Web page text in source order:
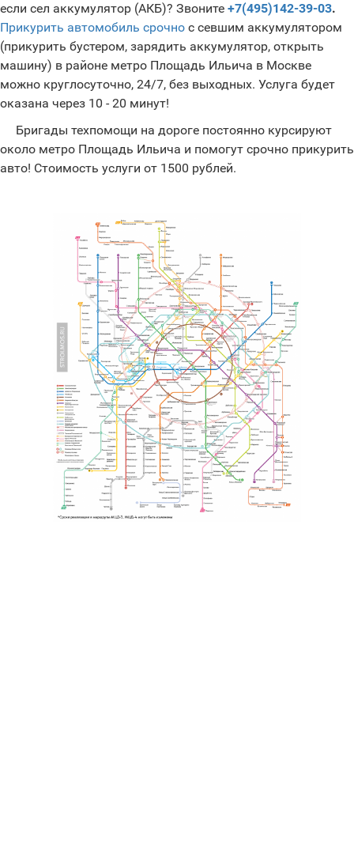
если сел аккумулятор (АКБ)? Звоните +7(495)142-39-03.
Прикурить автомобиль срочно с севшим аккумулятором
(прикурить бустером, зарядить аккумулятор, открыть
машину) в районе метро Площадь Ильича в Москве
можно круглосуточно, 24/7, без выходных. Услуга будет
оказана через 10 - 20 минут!
Бригады техпомощи на дороге постоянно курсируют
около метро Площадь Ильича и помогут срочно прикурить
авто! Стоимость услуги от 1500 рублей.